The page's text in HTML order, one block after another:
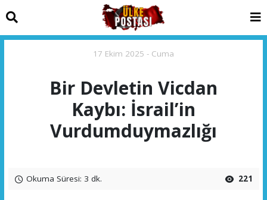
17 Ekim 2025 - Cuma
Bir Devletin Vicdan
Kaybı: İsrail’in
Vurdumduymazlığı
Okuma Süresi: 3 dk. 221